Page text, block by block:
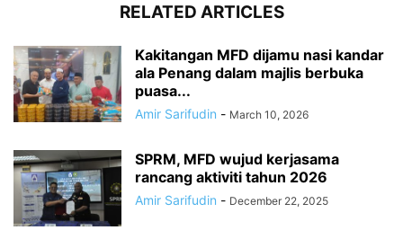
RELATED ARTICLES
Kakitangan MFD dijamu nasi kandar
ala Penang dalam majlis berbuka
puasa...
Amir Sarifudin - March 10, 2026
SPRM, MFD wujud kerjasama
rancang aktiviti tahun 2026
Amir Sarifudin - December 22, 2025